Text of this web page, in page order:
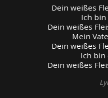
Dein weißes
Ich bin
Dein weißes
Mein
Dein weißes
Ich bin
Dein weißes